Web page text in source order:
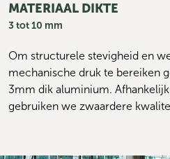
MATERIAAL DIKTE
3 tot 10 mm
Om structurele stevigheid en
mechanische druk te bereiken
3mm dik aluminium.
gebruiken we zwaardere